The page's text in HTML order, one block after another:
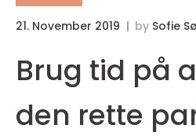
21. November 2019 by Sofie
Brug tid på
den rette